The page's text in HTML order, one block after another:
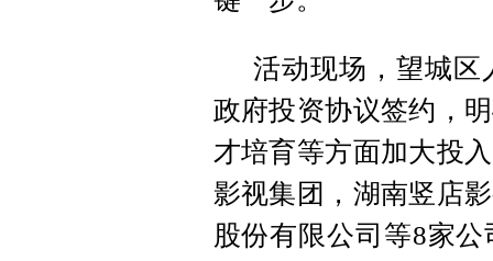
活动现场，望城区
政府投资协议签约，
才培育等方面加大投
影视集团，湖南竖店
股份有限公司等8家